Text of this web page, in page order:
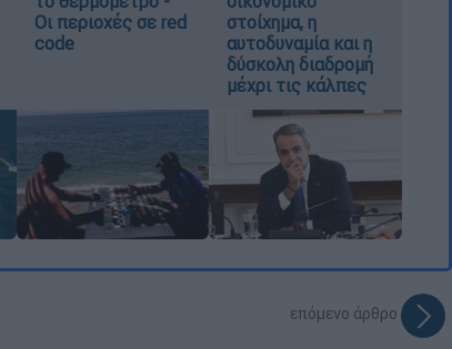
Οι περιοχές σε red
code
στοίχημα, η
αυτοδυναμία και η
δύσκολη διαδρομή
μέχρι τις κάλπες
επόμενο άρθρο